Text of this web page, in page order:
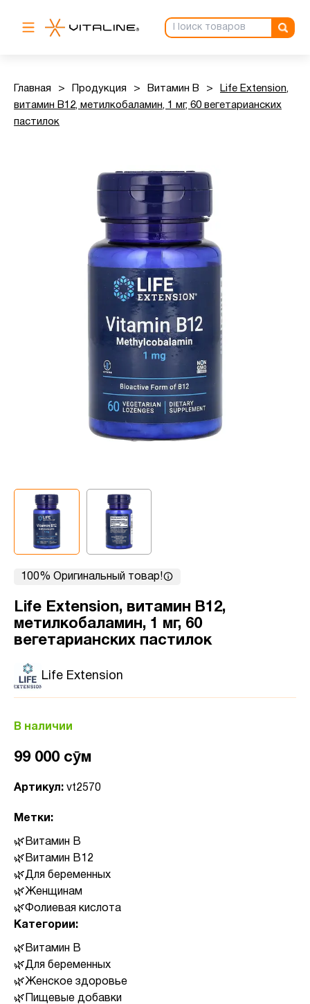
Главная > Продукция > Витамин B >
Life Extension,
витамин B12, метилкобаламин, 1 мг, 60 вегетарианских
пастилок
100% Оригинальный товар!
Life Extension, витамин B12,
метилкобаламин, 1 мг, 60
вегетарианских пастилок
Life Extension
В наличии
99 000 сӯм
Артикул: vt2570
Метки:
Витамин B
Витамин B12
Для беременных
Женщинам
Фолиевая кислота
Категории:
Витамин B
Для беременных
Женское здоровье
Пищевые добавки